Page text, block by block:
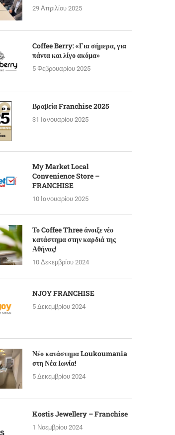
29 Απριλίου 2025
Coffee Berry: «Για σήμερα, για
πάντα και λίγο ακόμα»
5 Φεβρουαρίου 2025
Βραβεία Franchise 2025
31 Ιανουαρίου 2025
My Market Local
Convenience Store –
FRANCHISE
10 Ιανουαρίου 2025
Το Coffee Three άνοιξε νέο
κατάστημα στην καρδιά της
Αθήνας!
10 Δεκεμβρίου 2024
NJOY FRANCHISE
5 Δεκεμβρίου 2024
Νέο κατάστημα Loukoumania
στη Νέα Ιωνία!
5 Δεκεμβρίου 2024
Kostis Jewellery – Franchise
1 Νοεμβρίου 2024